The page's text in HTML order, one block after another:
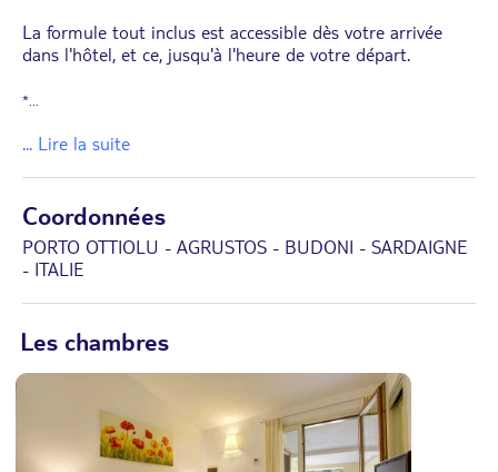
La formule tout inclus est accessible dès votre arrivée
dans l'hôtel, et ce, jusqu'à l'heure de votre départ.
*
... Lire la suite
Coordonnées
PORTO OTTIOLU - AGRUSTOS - BUDONI - SARDAIGNE
- ITALIE
Les chambres